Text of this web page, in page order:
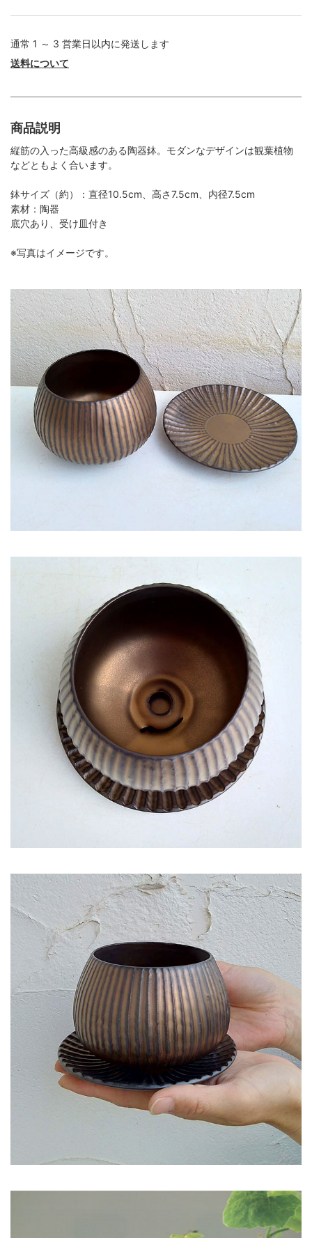
通常 1 ～ 3 営業日以内に発送します
送料について
商品説明
縦筋の入った高級感のある陶器鉢。モダンなデザインは観葉植物
などともよく合います。
鉢サイズ（約）：直径10.5cm、高さ7.5cm、内径7.5cm
素材：陶器
底穴あり、受け皿付き
※写真はイメージです。